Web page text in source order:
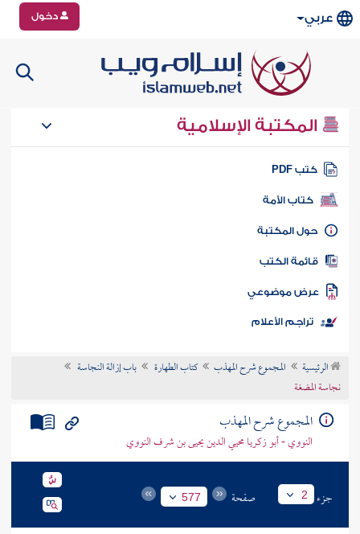
عربي دخول
المكتبة الإسلامية
كتب PDF
كتاب الأمة
المكتبة
الكتب
موضوعي
تراجم الأعلام
الرئيسية المجموع شرح المهذب كتاب الطهارة
باب إزالة النجاسة
نجاسة المضغة
المجموع شرح المهذب
النووي - أبو زكريا محيي الدين يحيى بن شرف النووي
جزء 2 صفحة 577